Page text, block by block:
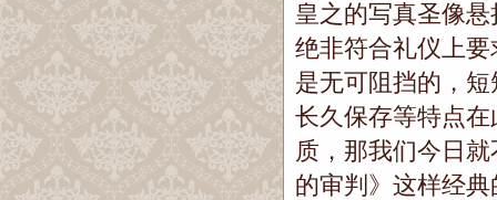
皇之的写真圣像
绝非符合礼仪上
是无可阻挡的，
长久保存等特点
质，那我们今日
的审判》这样经